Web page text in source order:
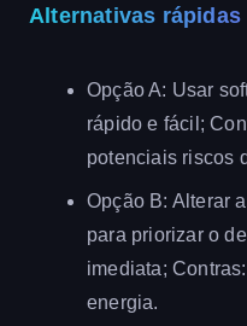
Alternativas rápidas
Opção A: Usar
rápido e fácil;
potenciais riscos
Opção B: Alterar
para priorizar o
imediata;
energia.